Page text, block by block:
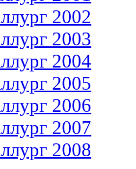
2002
2003
2004
2005
2006
2007
2008